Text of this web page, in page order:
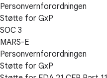
Personvernforordningen
Støtte for GxP
SOC 3
MARS-E
Personvernforordningen
Støtte for GxP